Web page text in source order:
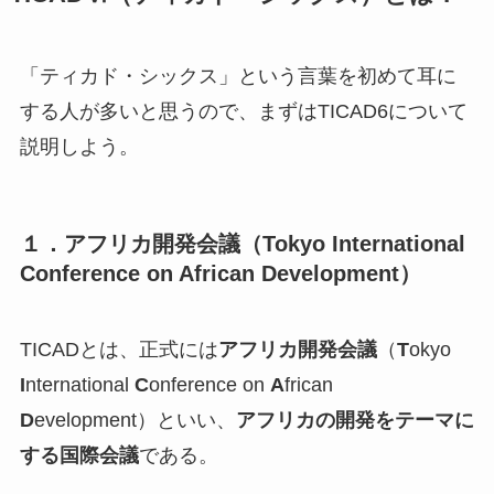
「ティカド・シックス」という言葉を初めて耳に
する人が多いと思うので、まずはTICAD6について
説明しよう。
１．アフリカ開発会議（Tokyo International
Conference on African Development）
TICADとは、正式にはアフリカ開発会議（Tokyo
International Conference on African
Development）といい、 アフリカの開発をテーマに
する国際会議である。